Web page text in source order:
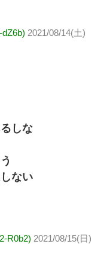
2021/08/14(土)
しな
ない
R0b2) 2021/08/15(日)